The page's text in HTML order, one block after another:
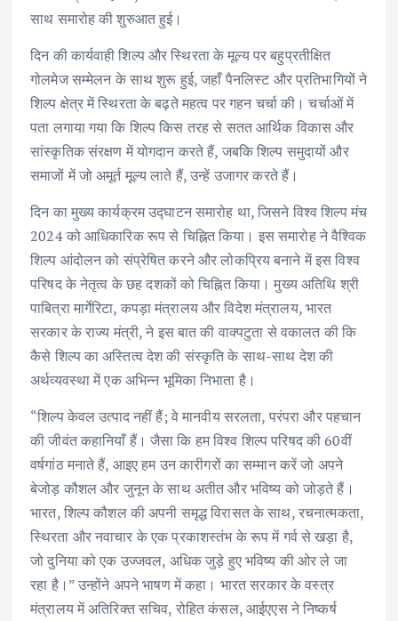
साथ समारोह की शुरुआत हुई।
दिन की कार्यवाही शिल्प और स्थिरता के मूल्य पर बहुप्रतीक्षित
गोलमेज सम्मेलन के साथ शुरू हुई, जहाँ पैनलिस्ट और प्रतिभागियों ने
शिल्प क्षेत्र में स्थिरता के बढ़ते महत्व पर गहन चर्चा की। चर्चाओं में
पता लगाया गया कि शिल्प किस तरह से सतत आर्थिक विकास और
सांस्कृतिक संरक्षण में योगदान करते हैं, जबकि शिल्प समुदायों और
समाजों में जो अमूर्त मूल्य लाते हैं, उन्हें उजागर करते हैं।
दिन का मुख्य कार्यक्रम उद्घाटन समारोह था, जिसने विश्व शिल्प मंच
2024 को आधिकारिक रूप से चिह्नित किया। इस समारोह ने वैश्विक
शिल्प आंदोलन को संप्रेषित करने और लोकप्रिय बनाने में इस विश्व
परिषद के नेतृत्व के छह दशकों को चिह्नित किया। मुख्य अतिथि श्री
पाबित्रा मार्गेरिटा, कपड़ा मंत्रालय और विदेश मंत्रालय, भारत
सरकार के राज्य मंत्री, ने इस बात की वाक्पटुता से वकालत की कि
कैसे शिल्प का अस्तित्व देश की संस्कृति के साथ-साथ देश की
अर्थव्यवस्था में एक अभिन्न भूमिका निभाता है।
“शिल्प केवल उत्पाद नहीं हैं; वे मानवीय सरलता, परंपरा और पहचान
की जीवंत कहानियाँ हैं। जैसा कि हम विश्व शिल्प परिषद की 60वीं
वर्षगांठ मनाते हैं, आइए हम उन कारीगरों का सम्मान करें जो अपने
बेजोड़ कौशल और जुनून के साथ अतीत और भविष्य को जोड़ते हैं।
भारत, शिल्प कौशल की अपनी समृद्ध विरासत के साथ, रचनात्मकता,
स्थिरता और नवाचार के एक प्रकाशस्तंभ के रूप में गर्व से खड़ा है,
जो दुनिया को एक उज्जवल, अधिक जुड़े हुए भविष्य की ओर ले जा
रहा है।” उन्होंने अपने भाषण में कहा। भारत सरकार के वस्त्र
मंत्रालय में अतिरिक्त सचिव, रोहित कंसल, आईएएस ने निष्कर्ष